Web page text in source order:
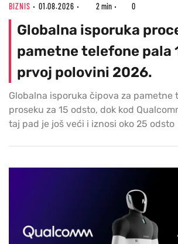
BIZNIS 01.08.2026 2 min 0
Globalna isporuka
pametne telefone pala
prvoj polovini 2026.
Globalna isporuka čipova za pametne
proseku za 15 odsto, dok kod
taj pad je još veći i iznosi oko 25 odsto